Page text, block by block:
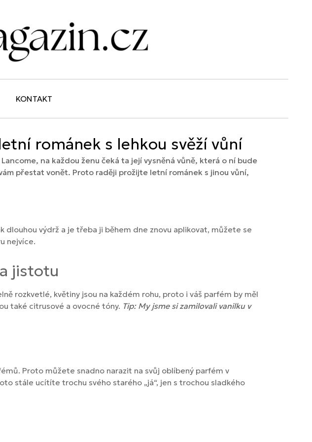
KONTAKT
románek s lehkou svěží vůní
na každou ženu čeká ta její vysněná vůně, která o ní bude
přestat vonět. Proto raději prožijte letní románek s jinou vůní,
dlouhou výdrž a je třeba ji během dne znovu aplikovat, můžete se
nejvíce.
jistotu
rozkvetlé, květiny jsou na každém rohu, proto i váš parfém by měl
také citrusové a ovocné tóny. Tip: My jsme si zamilovali vanilku v
Proto můžete snadno narazit na svůj oblíbený parfém v
stále ucítíte trochu svého starého „já“, jen s trochou sladkého